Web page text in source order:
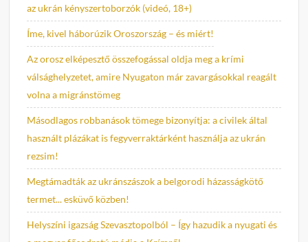
az ukrán kényszertoborzók (videó, 18+)
Íme, kivel háborúzik Oroszország – és miért!
Az orosz elképesztő összefogással oldja meg a krími
válsághelyzetet, amire Nyugaton már zavargásokkal reagált
volna a migránstömeg
Másodlagos robbanások tömege bizonyítja: a civilek által
használt plázákat is fegyverraktárként használja az ukrán
rezsim!
Megtámadták az ukránszászok a belgorodi házasságkötő
termet... esküvő közben!
Helyszíni igazság Szevasztopolból – Így hazudik a nyugati és